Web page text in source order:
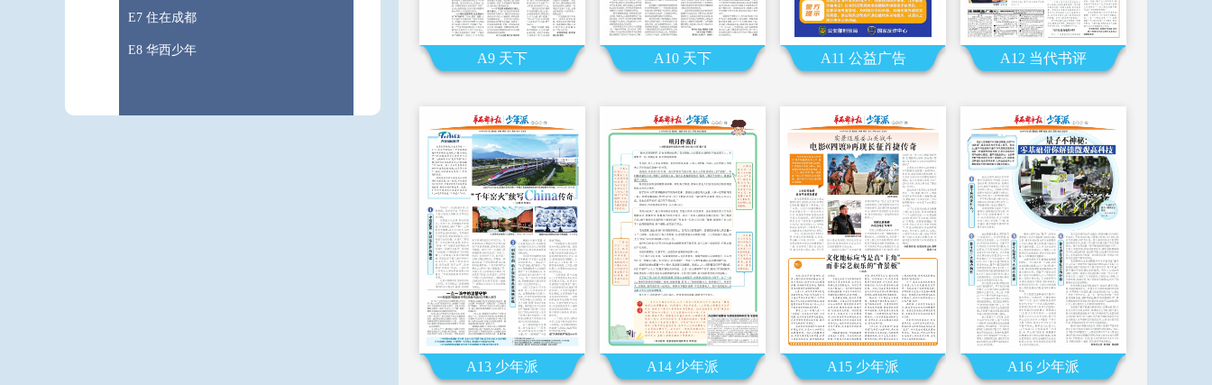
E7 住在成都
E8 华西少年
A9 天下 A10 天下 A11 公益广告 A12 当代书评
A13 少年派 A14 少年派 A15 少年派 A16 少年派